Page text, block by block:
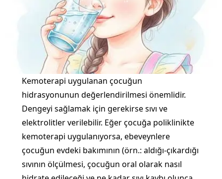
Kemoterapi uygulanan çocuğun
hidrasyonunun değerlendirilmesi önemlidir.
Dengeyi sağlamak için gerekirse sıvı ve
elektrolitler verilebilir. Eğer çocuğa poliklinikte
kemoterapi uygulanıyorsa, ebeveynlere
çocuğun evdeki bakımının (örn.: aldığı-çıkardığı
sıvının ölçülmesi, çocuğun oral olarak nasıl